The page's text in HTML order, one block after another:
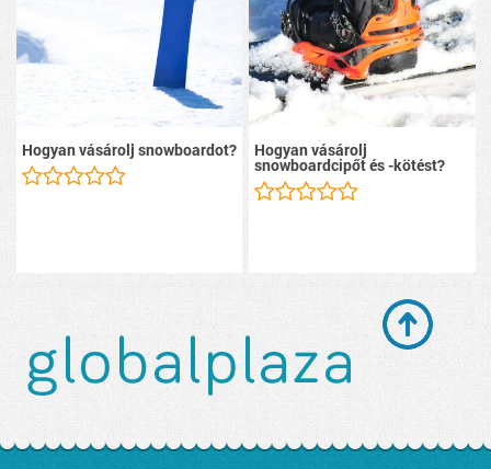
Hogyan vásárolj snowboardot? Hogyan vásárolj
snowboardcipőt és -kötést?